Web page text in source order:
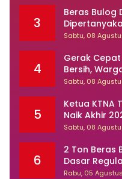
3
Beras Bulog
Sabtu, 08
4
Gerak Cepat
Bersih,
Sebulan
Sabtu, 08
5
Ketua KTNA
Naik Akhir
Perbaikan
Sabtu, 08
6
2 Ton Beras
Dasar
Rabu, 05